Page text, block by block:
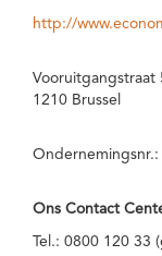
http://
Vooruitgangstraat
1210 Brussel
Ondernemingsnr.:
Ons Contact
Tel.: 0800 120 33